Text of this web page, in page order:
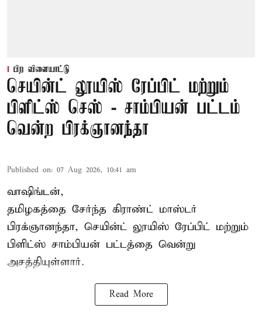
பிற விளையாட்டு
செயின்ட் லூயிஸ் ரேப்பிட் மற்றும்
பிளிட்ஸ் செஸ் - சாம்பியன் பட்டம்
வென்ற பிரக்ஞானந்தா
Published on: 07 Aug 2026, 10:41 am
வாஷிங்டன்,
தமிழகத்தை சேர்ந்த கிராண்ட் மாஸ்டர்
பிரக்ஞானந்தா, செயின்ட் லூயிஸ் ரேப்பிட் மற்றும்
பிளிட்ஸ் சாம்பியன் பட்டத்தை வென்று
அசத்தியுள்ளார்.
Read More